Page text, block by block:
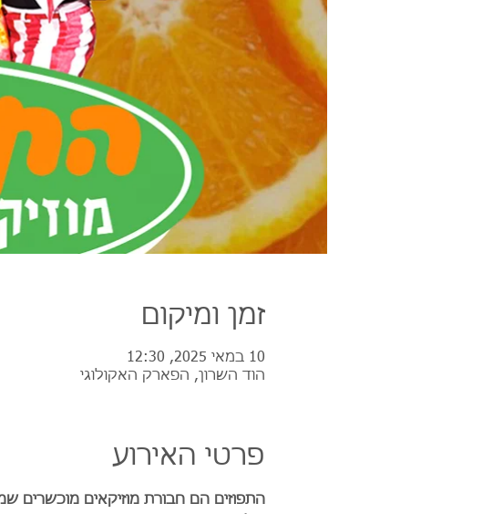
זמן ומיקום
10 במאי 2025, 12:30
הוד השרון, הפארק האקולוגי
פרטי האירוע
התפוזים הם חבורת מוזיקאים מוכשרים